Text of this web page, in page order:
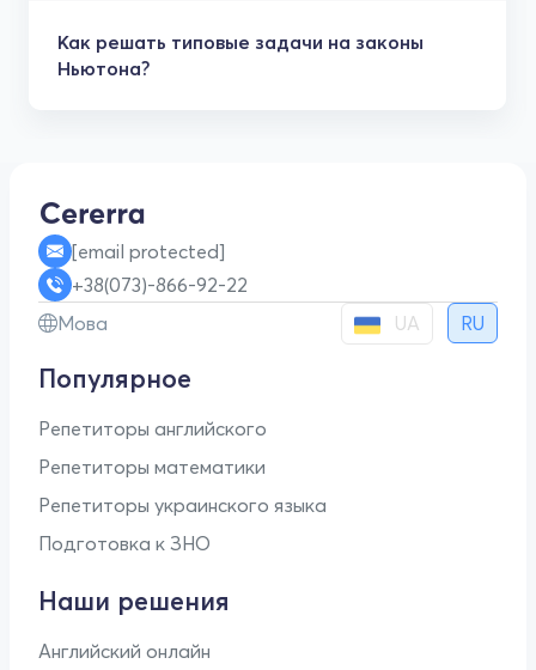
Как решать типовые задачи на законы
Ньютона?
[email protected]
+38(073)-866-92-22
Мова
UA RU
Популярное
Репетиторы английского
Репетиторы математики
Репетиторы украинского языка
Подготовка к ЗНО
Наши решения
Английский онлайн